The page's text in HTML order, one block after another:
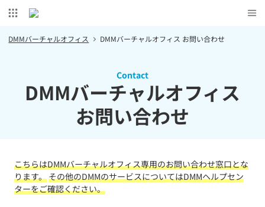
DMMバーチャルオフィス DMMバーチャルオフィス お問い合わせ
Contact
DMMバーチャルオフィス
お問い合わせ
こちらはDMMバーチャルオフィス専用のお問い合わせ窓口とな
ります。その他のDMMのサービスについてはDMMヘルプセン
ターをご確認ください。